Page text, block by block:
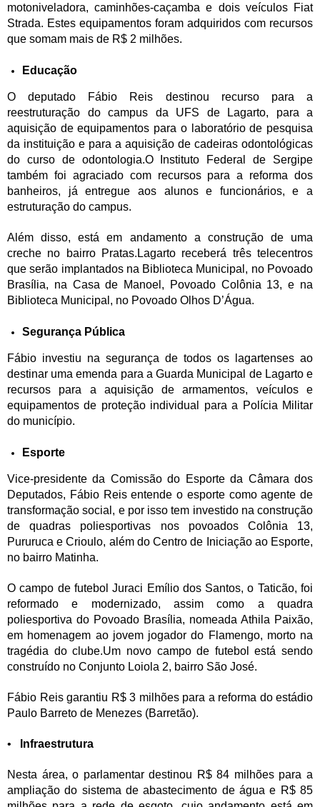
motoniveladora, caminhões-caçamba e dois veículos Fiat
Strada. Estes equipamentos foram adquiridos com recursos
que somam mais de R$ 2 milhões.
Educação
O deputado Fábio Reis destinou recurso para a
reestruturação do campus da UFS de Lagarto, para a
aquisição de equipamentos para o laboratório de pesquisa
da instituição e para a aquisição de cadeiras odontológicas
do curso de odontologia.O Instituto Federal de Sergipe
também foi agraciado com recursos para a reforma dos
banheiros, já entregue aos alunos e funcionários, e a
estruturação do campus.
Além disso, está em andamento a construção de uma
creche no bairro Pratas.Lagarto receberá três telecentros
que serão implantados na Biblioteca Municipal, no Povoado
Brasília, na Casa de Manoel, Povoado Colônia 13, e na
Biblioteca Municipal, no Povoado Olhos D’Água.
Segurança Pública
Fábio investiu na segurança de todos os lagartenses ao
destinar uma emenda para a Guarda Municipal de Lagarto e
recursos para a aquisição de armamentos, veículos e
equipamentos de proteção individual para a Polícia Militar
do município.
Esporte
Vice-presidente da Comissão do Esporte da Câmara dos
Deputados, Fábio Reis entende o esporte como agente de
transformação social, e por isso tem investido na construção
de quadras poliesportivas nos povoados Colônia 13,
Pururuca e Crioulo, além do Centro de Iniciação ao Esporte,
no bairro Matinha.
O campo de futebol Juraci Emílio dos Santos, o Taticão, foi
reformado e modernizado, assim como a quadra
poliesportiva do Povoado Brasília, nomeada Athila Paixão,
em homenagem ao jovem jogador do Flamengo, morto na
tragédia do clube.Um novo campo de futebol está sendo
construído no Conjunto Loiola 2, bairro São José.
Fábio Reis garantiu R$ 3 milhões para a reforma do estádio
Paulo Barreto de Menezes (Barretão).
• Infraestrutura
Nesta área, o parlamentar destinou R$ 84 milhões para a
ampliação do sistema de abastecimento de água e R$ 85